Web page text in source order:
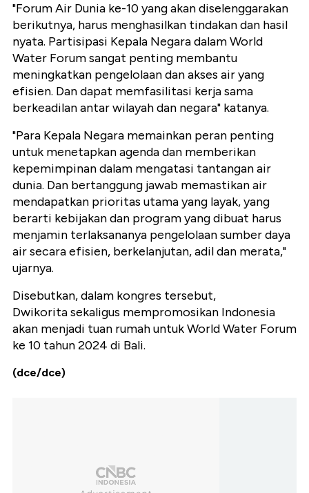
"Forum Air Dunia ke-10 yang akan diselenggarakan
berikutnya, harus menghasilkan tindakan dan hasil
nyata. Partisipasi Kepala Negara dalam World
Water Forum sangat penting membantu
meningkatkan pengelolaan dan akses air yang
efisien. Dan dapat memfasilitasi kerja sama
berkeadilan antar wilayah dan negara" katanya.
"Para Kepala Negara memainkan peran penting
untuk menetapkan agenda dan memberikan
kepemimpinan dalam mengatasi tantangan air
dunia. Dan bertanggung jawab memastikan air
mendapatkan prioritas utama yang layak, yang
berarti kebijakan dan program yang dibuat harus
menjamin terlaksananya pengelolaan sumber daya
air secara efisien, berkelanjutan, adil dan merata,"
ujarnya.
Disebutkan, dalam kongres tersebut,
Dwikorita sekaligus mempromosikan Indonesia
akan menjadi tuan rumah untuk World Water Forum
ke 10 tahun 2024 di Bali.
(dce/dce)